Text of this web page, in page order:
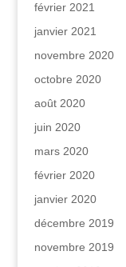
février 2021
janvier 2021
novembre 2020
octobre 2020
août 2020
juin 2020
mars 2020
février 2020
janvier 2020
décembre 2019
novembre 2019